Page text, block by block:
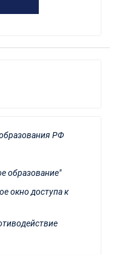
РФ
образование"
окно доступа к